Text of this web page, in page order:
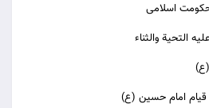
اسلامی
التحیة والثناء
قیام امام حسین (ع)